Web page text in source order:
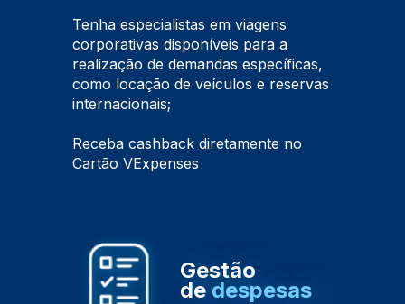
Tenha especialistas em viagens
corporativas disponíveis para a
realização de demandas específicas,
como locação de veículos e reservas
internacionais;
Receba cashback diretamente no
Cartão VExpenses
Gestão
de despesas